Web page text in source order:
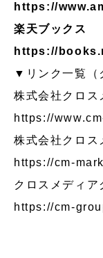
https://
楽天ブックス
https://
▼リンク一覧（
株式会社クロ
https://
株式会社クロ
https://cm-
クロスメディ
https://cm-